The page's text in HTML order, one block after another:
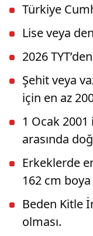
Türkiye
Lise veya
2026
Şehit veya
için en az
1 Ocak
arasında
Erkeklerde
162 cm
Beden Kitle
olması.